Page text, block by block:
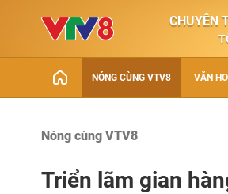
CHUYÊN
NÓNG CÙNG VTV8 VĂN
Nóng cùng VTV8
Triển lãm gian